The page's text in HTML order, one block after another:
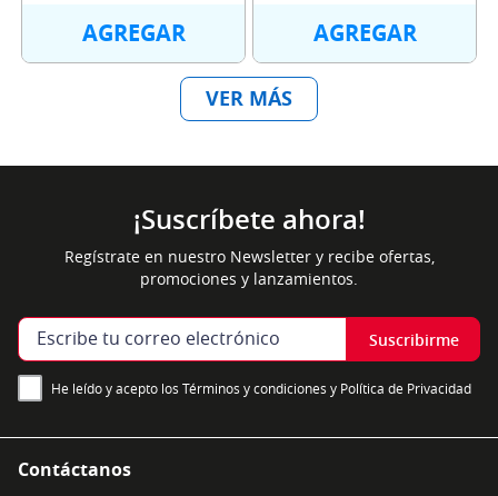
AGREGAR AGREGAR
¡Suscríbete ahora!
Regístrate en nuestro Newsletter y recibe ofertas,
promociones y lanzamientos.
Suscribirme
He leído y acepto los Términos y condiciones y Política de Privacidad
Contáctanos